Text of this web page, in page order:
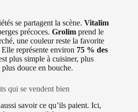
se partagent la scène. Vitalim
précoces. Grolim prend le
une couleur reste la favorite
représente environ 75 % des
plus simple à cuisiner, plus
douce en bouche.
qui se vendent bien
savoir ce qu’ils paient. Ici,